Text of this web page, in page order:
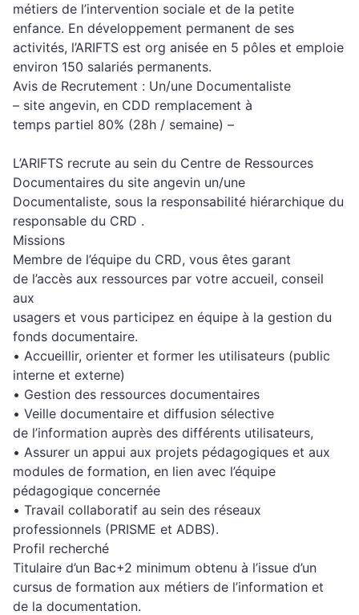
métiers de l’intervention sociale et de la petite
enfance. En développement permanent de ses
activités, l’ARIFTS est org anisée en 5 pôles et emploie
environ 150 salariés permanents.
Avis de Recrutement : Un/une Documentaliste
– site angevin, en CDD remplacement à
temps partiel 80% (28h / semaine) –
L’ARIFTS recrute au sein du Centre de Ressources
Documentaires du site angevin un/une
Documentaliste, sous la responsabilité hiérarchique du
responsable du CRD .
Missions
Membre de l’équipe du CRD, vous êtes garant
de l’accès aux ressources par votre accueil, conseil
aux
usagers et vous participez en équipe à la gestion du
fonds documentaire.
• Accueillir, orienter et former les utilisateurs (public
interne et externe)
• Gestion des ressources documentaires
• Veille documentaire et diffusion sélective
de l’information auprès des différents utilisateurs,
• Assurer un appui aux projets pédagogiques et aux
modules de formation, en lien avec l’équipe
pédagogique concernée
• Travail collaboratif au sein des réseaux
professionnels (PRISME et ADBS).
Profil recherché
Titulaire d’un Bac+2 minimum obtenu à l’issue d’un
cursus de formation aux métiers de l’information et
de la documentation.